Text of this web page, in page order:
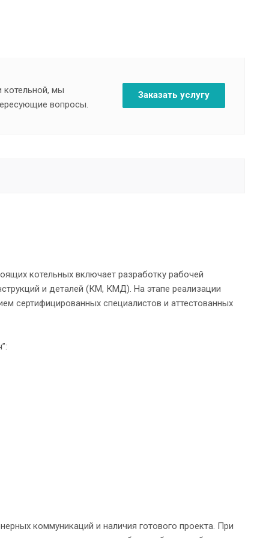
котельной, мы
вопросы.
Заказать услугу
котельных включает разработку рабочей
и деталей (КМ, КМД). На этапе реализации
сертифицированных специалистов и аттестованных
коммуникаций и наличия готового проекта. При